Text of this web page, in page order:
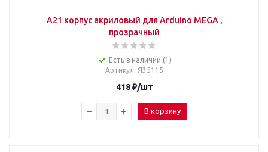
A21 корпус акриловый для Arduino MEGA ,
прозрачный
Есть в наличии (1)
Артикул: Я35115
418₽/шт
В корзину